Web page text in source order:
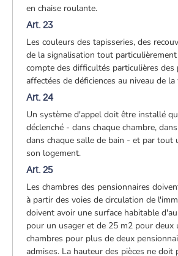
en chaise roulante.
Art. 23
Les couleurs des tapisseries, des
de la signalisation tout
compte des difficultés particulières des
affectées de déficiences au niveau de la
Art. 24
Un système d'appel doit être installé
déclenché - dans chaque chambre,
dans chaque salle de bain - et par tout
son logement.
Art. 25
Les chambres des pensionnaires
à partir des voies de circulation de
doivent avoir une surface habitable
pour un usager et de 25 m2 pour deux
chambres pour plus de deux
admises. La hauteur des pièces ne doit